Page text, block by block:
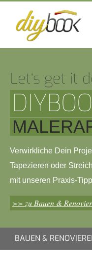
Let‘s get it
Verwirkliche Dein
Tapezieren oder
mit unseren Praxis-
>> zu Bauen &
BAUEN &